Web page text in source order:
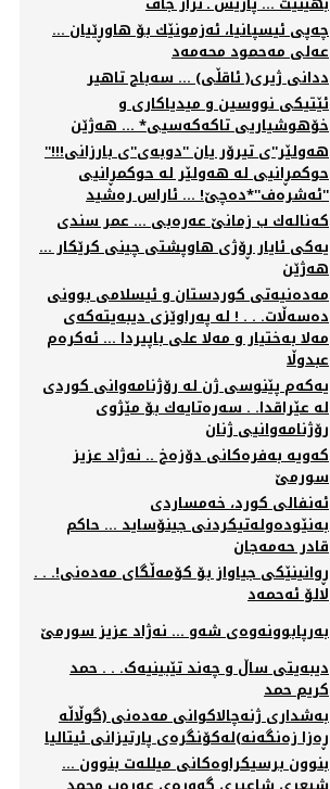
چه‌پی ئیسپانیا، ئه‌زمونێك بۆ هاوڕێیان ...
عه‌لی مه‌حمود محه‌مه‌د
ددانی ژیری( ئاقڵی) ... ‌سەباح تاھیر
ئێتیكی نووسین و میدیاكاری و
خۆھوشیاریی تاكەكەسیی* ... ھەژێن
''هه‌ولێر''ی تیرۆر یان ''دوبه‌ی''ی بارزانی!!!
حوکمڕانیی له‌ هه‌ولێر له‌ حوکمڕانیی
''ئه‌شره‌ف''*ده‌چێ! ... ئاراس ره‌شید
كه‌ناله‌ك ب زمانێ عه‌ره‌بى ... عمر سندى
یەکی ئایار ڕۆژی هاوپشتی چینی کرێکار ...
هەژێن
مه‌ده‌نیه‌تی كوردستان و ئیسلامی بوونی
ده‌سه‌ڵات. . . ! له‌ په‌راوێزی دیبه‌یته‌كه‌ی
مه‌لا به‌ختیار و مه‌لا علی باپیردا ... ئەکرەم
عبدوڵا
یه‌كه‌م پێنوسی‌ ژن لە رۆژنامەوانی کوردی
لە عێراقدا. . سه‌ره‌تایه‌ك بۆ مێژوی‌
رۆژنامه‌وانیی‌ ژنان
كه‌ویه‌ به‌فره‌كانی دۆزه‌خ .. نه‌ژاد عزیز
سورمێ
ئەنفالی كورد، خەمساردی
بەنێودەولەتیكردنی جینۆساید ... حاكم
قادر حەمەجان
ڕوانینێکی جیاواز بۆ کۆمه‌ڵگای مه‌ده‌نی!. . .
لالۆ‌ ئه‌حمه‌د
به‌رپابوونه‌وه‌ی شه‌و ... نەژاد عزیز سورمێ
دیبەیتی ساڵ و چەند تێبینیەک. . . حمد
کریم حمد
بەشداری ژنەچالاکوانی مەدەنی (گوڵاڵە
ڕەزا زەنگەنە)لەکۆنگرەی پارتیزانی ئیتالیا
بنوون برسیکراوەکانی میللەت بنوون ...